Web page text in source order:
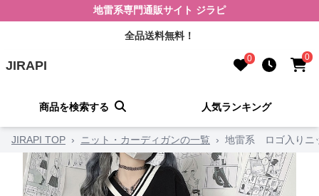
地雷系専門通販サイト ジラピ
全品送料無料！
JIRAPI 0 0
商品を検索する 人気ランキング
JIRAPI TOP › ニット・カーディガンの一覧 › 地雷系 ロゴ入りニ